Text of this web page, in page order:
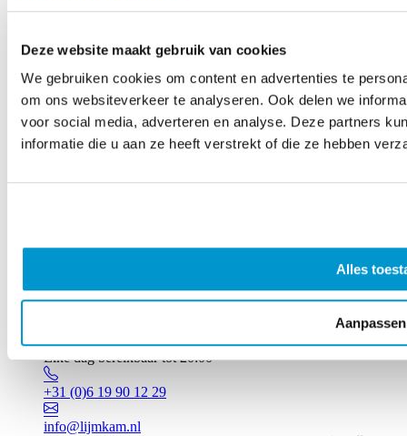
Deze website maakt gebruik van cookies
We gebruiken cookies om content en advertenties te
om ons websiteverkeer te analyseren. Ook delen we
voor social media, adverteren en analyse. Deze partners
informatie die u aan ze heeft verstrekt of die ze hebben
Alles
Aanpassen
Elke dag bereikbaar tot 20:00
+31 (0)6 19 90 12 29
info@lijmkam.nl